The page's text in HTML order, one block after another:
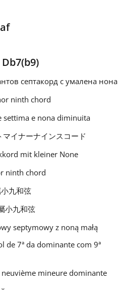
септакорд с умалена нона
ninth chord
settima e nona diminuita
イナーナインスコード
mit kleiner None
ninth chord
九和弦
小九和弦
septymowy z noną małą
de 7ª da dominante com 9ª
neuvième mineure dominante